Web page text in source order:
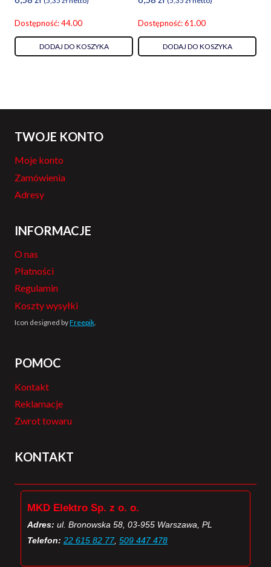
Dostępność: 44.00
DODAJ DO KOSZYKA
Dostępność: 61.00
DODAJ DO KOSZYKA
TWOJE KONTO
Moje konto
Zamówienia
Adresy
INFORMACJE
O nas
Płatności
Regulamin
Koszty wysyłki
Icon designed byFreepik.
POMOC
Kontakt
Reklamacje
Zwrot towaru
KONTAKT
MKD Elektro Sp. z o. o.
Adres: ul. Bronowska 58, 03-955 Warszawa, PL
Telefon: 22 615 82 77, 509 447 478